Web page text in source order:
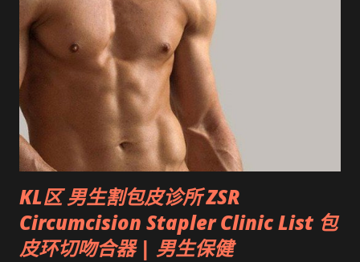
KL区 男生割包皮诊所 ZSR
Circumcision Stapler Clinic List 包
皮环切吻合器 | 男生保健